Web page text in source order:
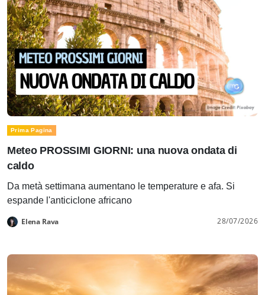
Prima Pagina
Meteo PROSSIMI GIORNI: una nuova ondata di
caldo
Da metà settimana aumentano le temperature e afa. Si
espande l'anticiclone africano
Elena Rava 28/07/2026